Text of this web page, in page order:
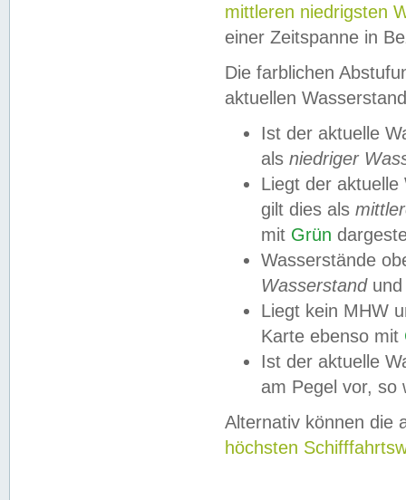
mittleren niedrigsten
einer Zeitspanne in
Die farblichen
aktuellen
Ist der aktuelle
als niedriger
Liegt der
gilt dies als
mit Grün
Wasserstände
Wasserstandund
Liegt kein MHW
Karte ebenso mit
Ist der aktuelle
am Pegel vor,
Alternativ können die
höchsten